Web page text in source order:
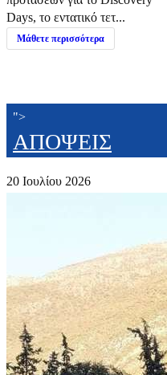
Days, το εντατικό τετ...
Μάθετε περισσότερα
">
ΑΠΟΨΕΙΣ
20 Ιουλίου 2026